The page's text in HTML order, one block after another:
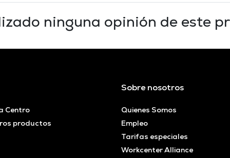
ninguna opinión de este
Centro
productos
Sobre nosotros
Quienes Somos
Empleo
Tarifas especiales
Workcenter Alliance